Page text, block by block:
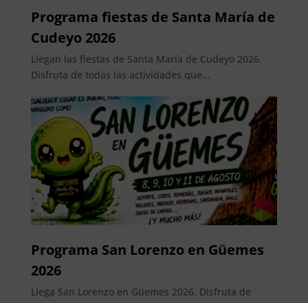
Programa fiestas de Santa María de
Cudeyo 2026
Llegan las fiestas de Santa María de Cudeyo 2026.
Disfruta de todas las actividades que...
Programa San Lorenzo en Güemes
2026
Llega San Lorenzo en Güemes 2026. Disfruta de